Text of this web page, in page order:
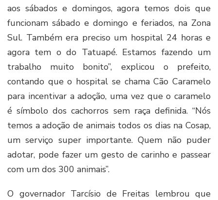
aos sábados e domingos, agora temos dois que
funcionam sábado e domingo e feriados, na Zona
Sul. Também era preciso um hospital 24 horas e
agora tem o do Tatuapé. Estamos fazendo um
trabalho muito bonito”, explicou o prefeito,
contando que o hospital se chama Cão Caramelo
para incentivar a adoção, uma vez que o caramelo
é símbolo dos cachorros sem raça definida. “Nós
temos a adoção de animais todos os dias na Cosap,
um serviço super importante. Quem não puder
adotar, pode fazer um gesto de carinho e passear
com um dos 300 animais”.
O governador Tarcísio de Freitas lembrou que